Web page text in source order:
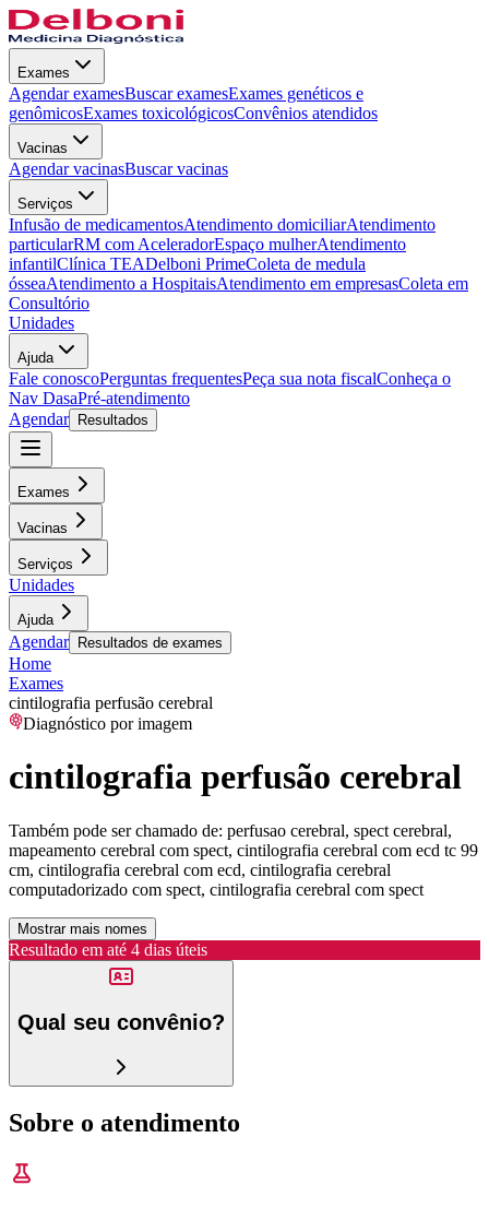
Exames
Agendar examesBuscar examesExames genéticos e
genômicosExames toxicológicosConvênios atendidos
Vacinas
Agendar vacinasBuscar vacinas
Serviços
Infusão de medicamentosAtendimento domiciliarAtendimento
particularRM com AceleradorEspaço mulherAtendimento
infantilClínica TEADelboni PrimeColeta de medula
ósseaAtendimento a HospitaisAtendimento em empresasColeta em
Consultório
Unidades
Ajuda
Fale conoscoPerguntas frequentesPeça sua nota fiscalConheça o
Nav DasaPré-atendimento
Agendar
Resultados
Exames
Vacinas
Serviços
Unidades
Ajuda
Agendar Resultados de exames
Home
Exames
cintilografia perfusão cerebral
Diagnóstico por imagem
cintilografia perfusão cerebral
Também pode ser chamado de: perfusao cerebral, spect cerebral,
mapeamento cerebral com spect, cintilografia cerebral com ecd tc 99
cm, cintilografia cerebral com ecd, cintilografia cerebral
computadorizado com spect, cintilografia cerebral com spect
Mostrar mais nomes
Resultado em até 4 dias úteis
Qual seu convênio?
Sobre o atendimento